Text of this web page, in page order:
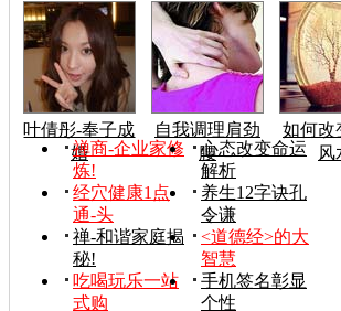
叶倩彤-奉子成
婚
自我调理肩劲
腰
如何改
风
禅商-企业家修
炼!
心态改变命运
解析
经穴健康1点
通-头
养生12字诀孔
令谦
禅-和谐家庭揭
秘!
<道德经>的大
智慧
吃喝玩乐一站
式购
手机签名彰显
个性